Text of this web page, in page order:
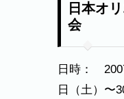
日本オ
会
日時：
日（土）〜